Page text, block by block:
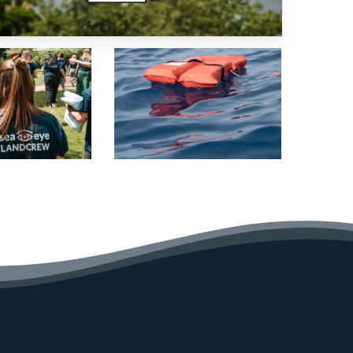
20250409_SEA
Trial
II_POB
RHIB
Training_ADU01485_Anna
Dütsch